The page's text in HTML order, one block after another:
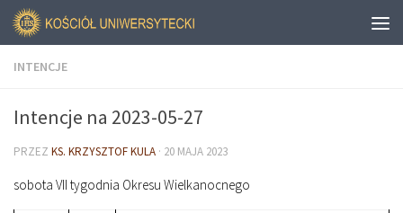
INTENCJE
Intencje na 2023-05-27
PRZEZ KS. KRZYSZTOF KULA · 20 MAJA 2023
sobota VII tygodnia Okresu Wielkanocnego